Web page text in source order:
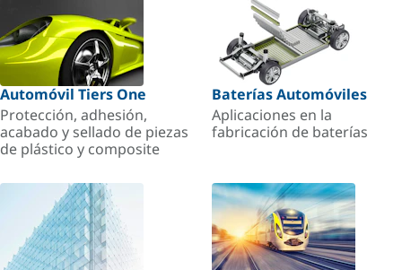
Automóvil Tiers One
Protección, adhesión,
acabado y sellado de piezas
de plástico y composite
Baterías Automóviles
Aplicaciones en la
fabricación de baterías